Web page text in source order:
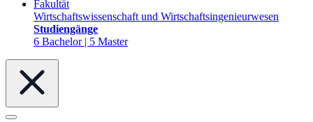
Fakultät
Wirtschaftswissenschaft und Wirtschaftsingenieurwesen
Studiengänge
6 Bachelor | 5 Master